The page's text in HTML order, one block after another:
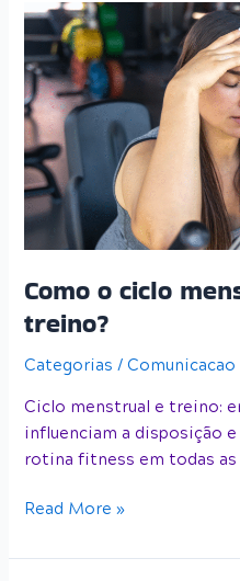
Como o ciclo
treino?
Categorias /
Ciclo menstrual e treino:
influenciam a disposição
rotina fitness em todas as
Como
o
ciclo
menstrual
interfere
no
treino?
Read More »